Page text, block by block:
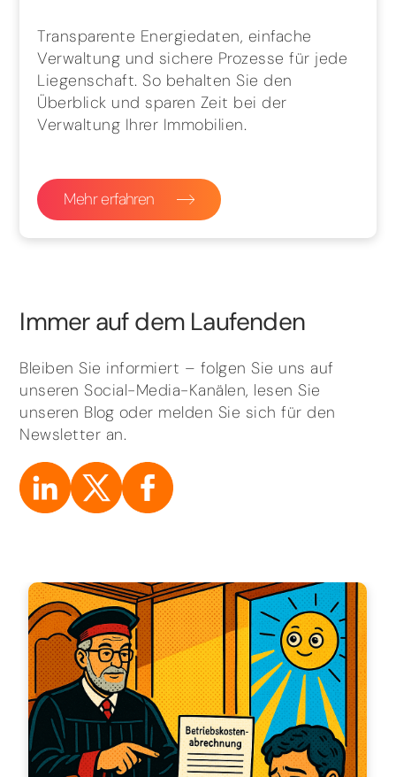
Transparente Energiedaten, einfache
Verwaltung und sichere Prozesse für jede
Liegenschaft. So behalten Sie den
Überblick und sparen Zeit bei der
Verwaltung Ihrer Immobilien.
Mehr erfahren
Immer auf dem Laufenden
Bleiben Sie informiert – folgen Sie uns auf
unseren Social-Media-Kanälen, lesen Sie
unseren Blog oder melden Sie sich für den
Newsletter an.